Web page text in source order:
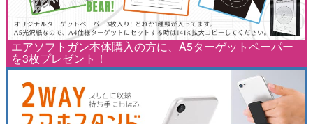
エアソフトガン本体購入の方に、A5ターゲットペーパー
を3枚プレゼント！